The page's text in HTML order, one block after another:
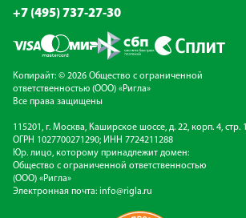
+7 (495) 737-27-30
Копирайт: © 2026 Общество с ограниченной
ответственностью (ООО) «Ригла»
Все права защищены
115201, г. Москва, Каширское шоссе, д. 22, корп. 4, стр. 1
ОГРН 1027700271290; ИНН 7724211288
Юр. лицо, которому принадлежит домен:
Общество с ограниченной ответственностью
(ООО) «Ригла»
Электронная почта: info@rigla.ru